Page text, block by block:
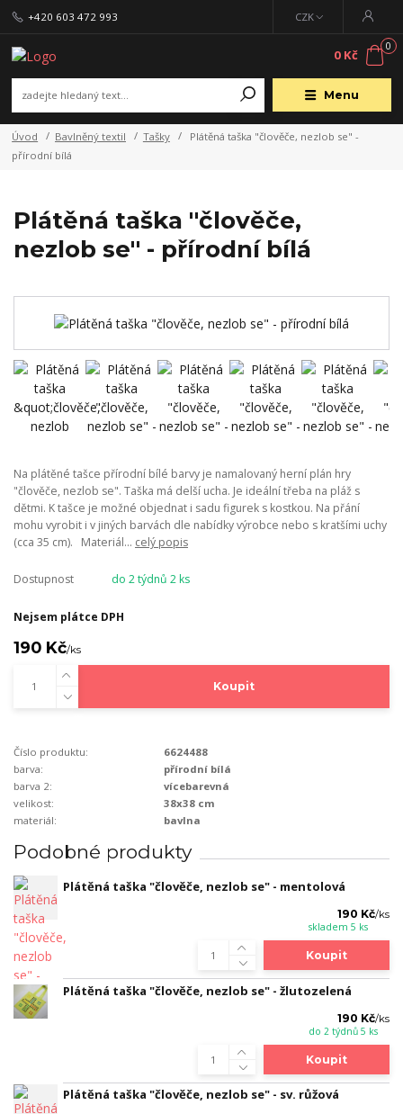
Menu
CZK
+420 603 472 993
0
0 Kč
Úvod Bavlněný textil Tašky
Plátěná taška "člověče, nezlob se" -
přírodní bílá
Plátěná taška "člověče,
nezlob se" - přírodní bílá
Na plátěné tašce přírodní bílé barvy je namalovaný herní plán hry
"člověče, nezlob se". Taška má delší ucha. Je ideální třeba na pláž s
dětmi. K tašce je možné objednat i sadu figurek s kostkou. Na přání
mohu vyrobit i v jiných barvách dle nabídky výrobce nebo s kratšími uchy
(cca 35 cm). Materiál... celý popis
Dostupnost do 2 týdnů 2 ks
Nejsem plátce DPH
190 Kč/ks
Koupit
Číslo produktu:
6624488
barva:
přírodní bílá
barva 2:
vícebarevná
velikost:
38x38 cm
materiál:
bavlna
Podobné produkty
Plátěná taška "člověče, nezlob se" - mentolová
190 Kč/ks
skladem 5 ks
Koupit
Plátěná taška "člověče, nezlob se" - žlutozelená
190 Kč/ks
do 2 týdnů 5 ks
Koupit
Plátěná taška "člověče, nezlob se" - sv. růžová